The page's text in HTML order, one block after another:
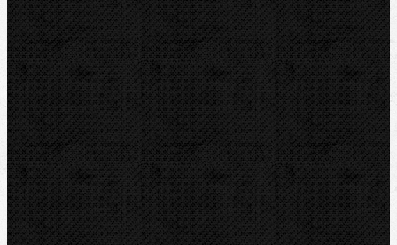
Svářečky plastů
Nůžky
Řezáky a kolečka
Odhrotovače, kalibry